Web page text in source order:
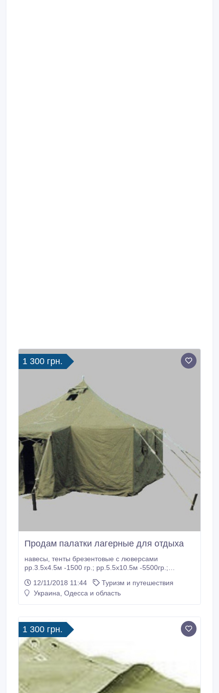
1 300 грн.
Продам палатки лагерные для отдыха
навесы, тенты брезентовые с люверсами
рр.3.5х4.5м -1500 гр.; рр.5.5х10.5м -5500гр.;
2.85м, - 1300 гривен, 3.50х3.50м-1650гр.,
УЗ68(6х6м)- 9000гривен; УСТ56(5х5м) - 7000
другое..
12/11/2018 11:44
Туризм и путешествия
Украина, Одесса и область
1 300 грн.